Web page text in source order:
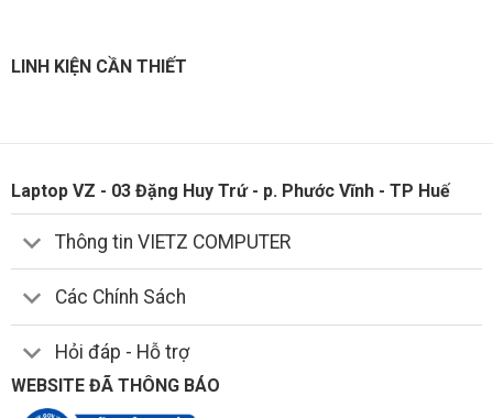
LINH KIỆN CẦN THIẾT
Laptop VZ - 03 Đặng Huy Trứ - p. Phước Vĩnh - TP Huế
Thông tin VIETZ COMPUTER
Các Chính Sách
Hỏi đáp - Hỗ trợ
WEBSITE ĐÃ THÔNG BÁO